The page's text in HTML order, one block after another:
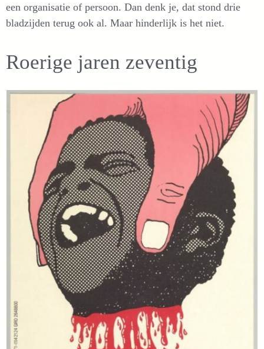
een organisatie of persoon. Dan denk je, dat stond drie
bladzijden terug ook al. Maar hinderlijk is het niet.
Roerige jaren zeventig